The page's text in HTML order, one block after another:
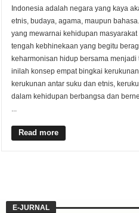
Indonesia adalah negara yang kaya
etnis, budaya, agama, maupun
yang mewarnai kehidupan
tengah kebhinekaan yang begitu
keharmonisan hidup bersama
inilah konsep empat bingkai
kerukunan antar suku dan etnis,
dalam kehidupan berbangsa dan
...
Read more
E-JURNAL